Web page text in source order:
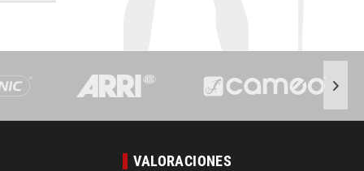
VALORACIONES